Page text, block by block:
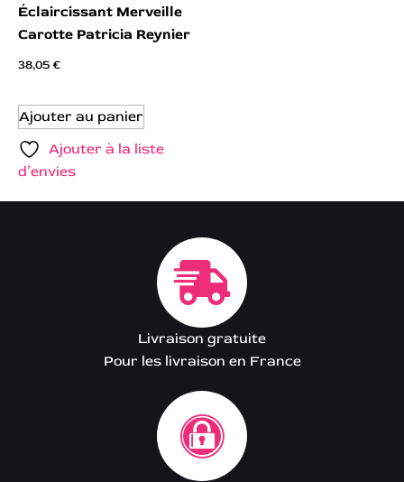
Éclaircissant Merveille
Carotte Patricia Reynier
38,05€
Ajouter au panier
Ajouter à la liste
d’envies
Livraison gratuite
Pour les livraison en France